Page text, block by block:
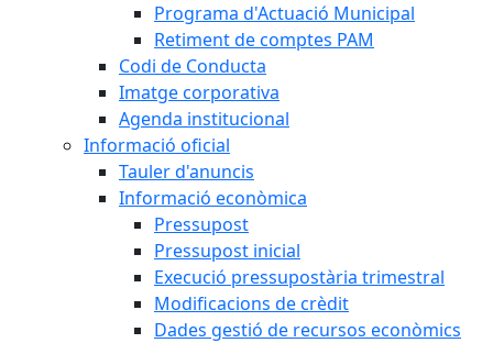
Programa d'Actuació Municipal
Retiment de comptes PAM
Codi de Conducta
Imatge corporativa
Agenda institucional
Informació oficial
Tauler d'anuncis
Informació econòmica
Pressupost
Pressupost inicial
Execució pressupostària trimestral
Modificacions de crèdit
Dades gestió de recursos econòmics